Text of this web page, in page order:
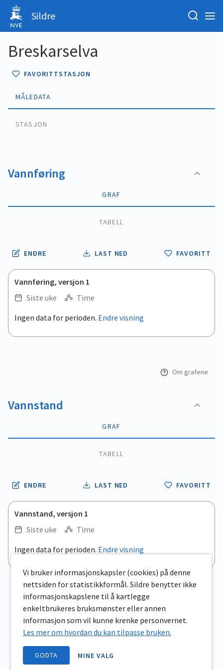
Sildre
Breskarselva
FAVORITTSTASJON
MÅLEDATA
STASJON
Vannføring
GRAF
TABELL
ENDRE LAST NED FAVORITT
Vannføring, versjon 1
Siste uke
Time
.
View as data table, .
Ingen data for perioden. Endre visning
Om grafene
Vannstand
GRAF
TABELL
ENDRE LAST NED FAVORITT
Vannstand, versjon 1
Siste uke
Time
.
View as data table, .
Ingen data for perioden. Endre visning
Vi bruker informasjonskapsler (cookies) på denne
nettsiden for statistikkformål. Sildre benytter ikke
informasjonskapslene til å kartlegge
enkeltbrukeres bruksmønster eller annen
informasjon som vil kunne krenke personvernet.
Les mer om hvordan du kan tilpasse bruken.
GODTA MINE VALG